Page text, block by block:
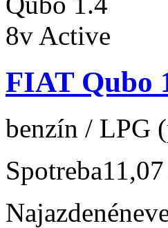
FIAT Qubo
benzín / LPG
Spotreba
Najazdené